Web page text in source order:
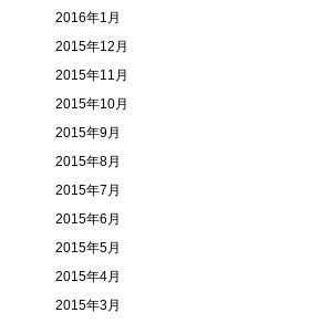
2016年1月
2015年12月
2015年11月
2015年10月
2015年9月
2015年8月
2015年7月
2015年6月
2015年5月
2015年4月
2015年3月